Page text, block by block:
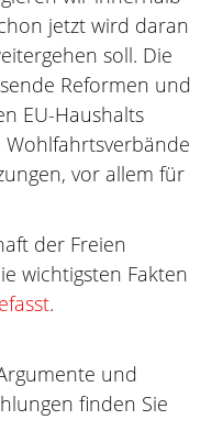
jetzt wird daran
soll. Die
Reformen und
EU-Haushalts
vor allem für
der Freien
wichtigsten Fakten
.
und
finden Sie